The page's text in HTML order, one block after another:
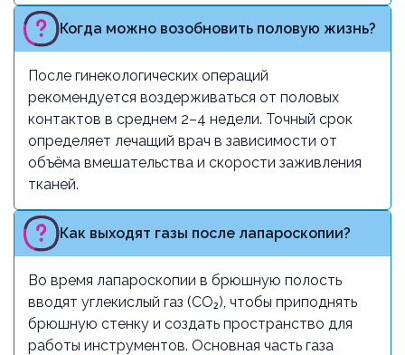
Когда можно возобновить половую жизнь?
После гинекологических операций
рекомендуется воздерживаться от половых
контактов в среднем 2–4 недели. Точный срок
определяет лечащий врач в зависимости от
объёма вмешательства и скорости заживления
тканей.
Как выходят газы после лапароскопии?
Во время лапароскопии в брюшную полость
вводят углекислый газ (CO₂), чтобы приподнять
брюшную стенку и создать пространство для
работы инструментов. Основная часть газа